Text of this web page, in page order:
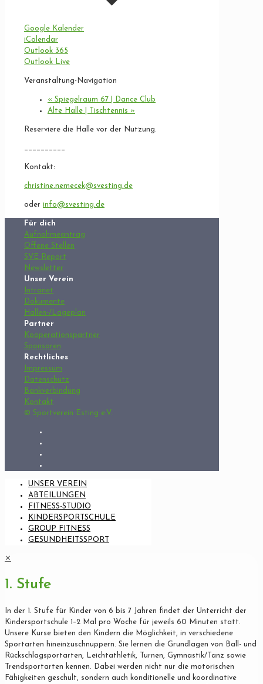
Google Kalender
iCalendar
Outlook 365
Outlook Live
Veranstaltung-Navigation
« Spiegelraum 67 | Dance Club
Alte Halle | Tischtennis »
Reserviere die Halle vor der Nutzung.
__________
Kontakt:
christine.nemecek@svesting.de
oder info@svesting.de
Für dich
Aufnahmeantrag
Offene Stellen
SVE Report
Newsletter
Unser Verein
Intranet
Dokumente
Hallen-/Lageplan
Partner
Kooperationspartner
Sponsoren
Rechtliches
Impressum
Datenschutz
Bankverbindung
Kontakt
© Sportverein Esting e.V.
UNSER VEREIN
ABTEILUNGEN
FITNESS-STUDIO
KINDERSPORTSCHULE
GROUP FITNESS
GESUNDHEITSSPORT
✕
1. Stufe
In der 1. Stufe für Kinder von 6 bis 7 Jahren findet der Unterricht der
Kindersportschule 1–2 Mal pro Woche für jeweils 60 Minuten statt.
Unsere Kurse bieten den Kindern die Möglichkeit, in verschiedene
Sportarten hineinzuschnuppern. Sie lernen die Grundlagen von Ball- und
Rückschlagsportarten, Leichtathletik, Turnen, Gymnastik/Tanz sowie
Trendsportarten kennen. Dabei werden nicht nur die motorischen
Fähigkeiten geschult, sondern auch konditionelle und koordinative